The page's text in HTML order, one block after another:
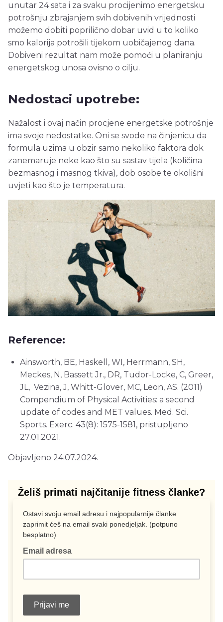
unutar 24 sata i za svaku procijenimo energetsku
potrošnju zbrajanjem svih dobivenih vrijednosti
možemo dobiti poprilično dobar uvid u to koliko
smo kalorija potrošili tijekom uobičajenog dana.
Dobiveni rezultat nam može pomoći u planiranju
energetskog unosa ovisno o cilju.
Nedostaci upotrebe:
Nažalost i ovaj način procjene energetske potrošnje
ima svoje nedostatke. Oni se svode na činjenicu da
formula uzima u obzir samo nekoliko faktora dok
zanemaruje neke kao što su sastav tijela (količina
bezmasnog i masnog tkiva), dob osobe te okolišni
uvjeti kao što je temperatura.
Reference:
Ainsworth, BE, Haskell, WI, Herrmann, SH,
Meckes, N, Bassett Jr., DR, Tudor-Locke, C, Greer,
JL, Vezina, J, Whitt-Glover, MC, Leon, AS. (2011)
Compendium of Physical Activities: a second
update of codes and MET values. Med. Sci.
Sports. Exerc. 43(8): 1575-1581, pristupljeno
27.01.2021.
Objavljeno 24.07.2024.